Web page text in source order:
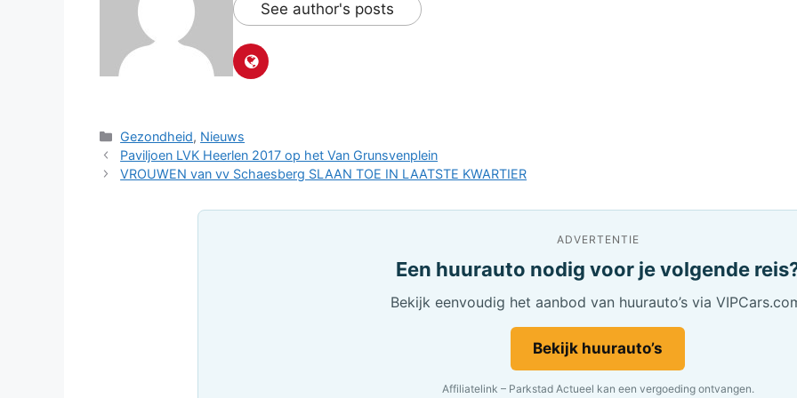
See author's posts
Categorieën
Gezondheid, Nieuws
Paviljoen LVK Heerlen 2017 op het Van Grunsvenplein
VROUWEN van vv Schaesberg SLAAN TOE IN LAATSTE KWARTIER
ADVERTENTIE
Een huurauto nodig voor je volgende
Bekijk eenvoudig het aanbod van huurauto’s via
Bekijk huurauto’s
Affiliatelink – Parkstad Actueel kan een vergoeding ontvangen.